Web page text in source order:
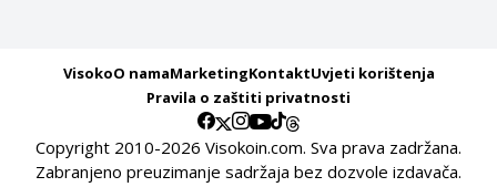
VisokoO namaMarketingKontaktUvjeti korištenja
Pravila o zaštiti privatnosti
Copyright 2010-2026 Visokoin.com. Sva prava zadržana.
Zabranjeno preuzimanje sadržaja bez dozvole izdavača.